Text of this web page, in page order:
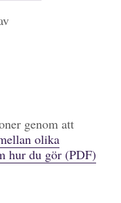
genom att
olika
hur du gör (PDF)